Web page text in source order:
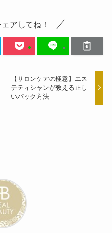
アしてね！
【サロンケアの極意】エス
テティシャンが教える正し
いパック方法